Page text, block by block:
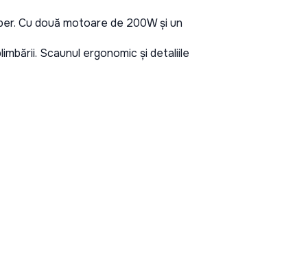
Cu două motoare de 200W și un
Scaunul ergonomic și detaliile